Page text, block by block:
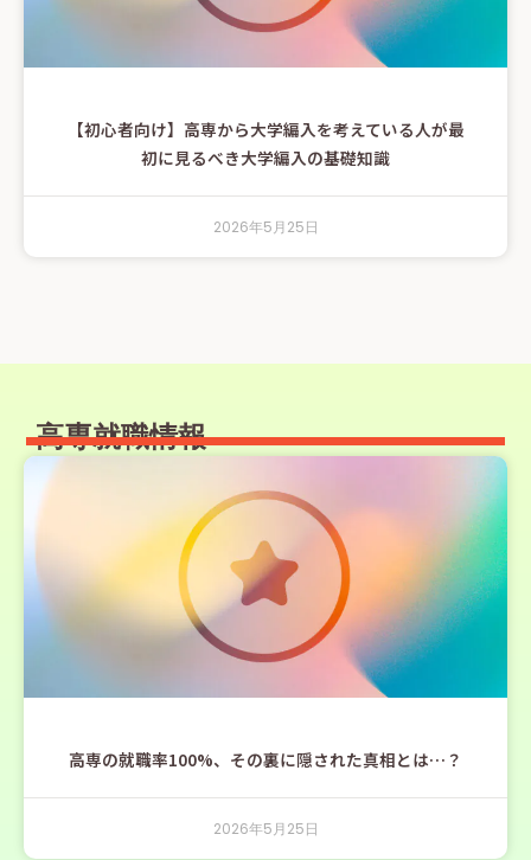
【初心者向け】高専から大学編入を考えている人が最
初に見るべき大学編入の基礎知識
2026年5月25日
高専就職情報
高専の就職率100%、その裏に隠された真相とは…？
2026年5月25日